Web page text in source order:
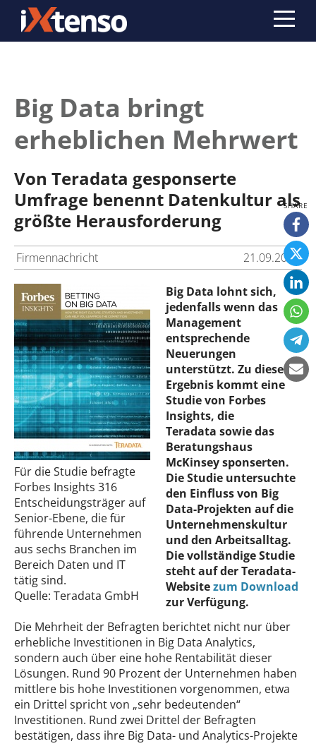
Big Data bringt
erheblichen Mehrwert
Von Teradata gesponserte
Umfrage benennt Datenkultur als
größte Herausforderung
Firmennachricht 21.09.2015
Für die Studie befragte
Forbes Insights 316
Entscheidungsträger auf
Senior-Ebene, die für
führende Unternehmen
aus sechs Branchen im
Bereich Daten und IT
tätig sind.
Quelle: Teradata GmbH
Big Data lohnt sich,
jedenfalls wenn das
Management
entsprechende
Neuerungen
unterstützt. Zu diesem
Ergebnis kommt eine
Studie von Forbes
Insights, die
Teradata sowie das
Beratungshaus
McKinsey sponserten.
Die Studie untersuchte
den Einfluss von Big
Data-Projekten auf die
Unternehmenskultur
und den Arbeitsalltag.
Die vollständige Studie
steht auf der Teradata-
Websitezum Download
zur Verfügung.
Die Mehrheit der Befragten berichtet nicht nur über
erhebliche Investitionen in Big Data Analytics,
sondern auch über eine hohe Rentabilität dieser
Lösungen. Rund 90 Prozent der Unternehmen haben
mittlere bis hohe Investitionen vorgenommen, etwa
ein Drittel spricht von „sehr bedeutenden“
Investitionen. Rund zwei Drittel der Befragten
bestätigen, dass ihre Big Data- und Analytics-Projekte